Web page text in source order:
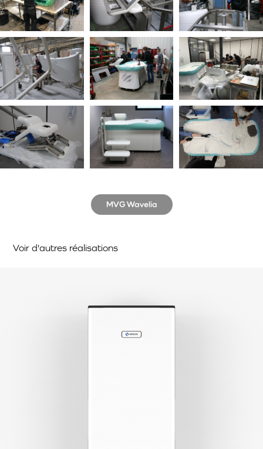
MVG Wavelia
Voir d'autres réalisations